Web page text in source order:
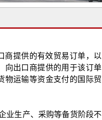
商提供的有效贸易订单，以
向出口商提供的用于该订单
物运输等资金支付的国际贸
业生产、采购等备货阶段不